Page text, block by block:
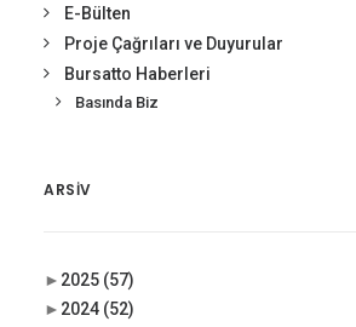
E-Bülten
Proje Çağrıları ve Duyurular
Bursatto Haberleri
Basında Biz
ARSIV
► 2025 (57)
► 2024 (52)